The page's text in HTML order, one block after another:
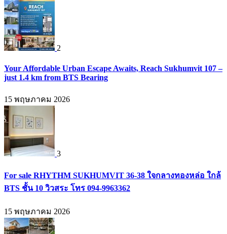
2
Your Affordable Urban Escape Awaits, Reach Sukhumvit 107 –
just 1.4 km from BTS Bearing
15 พฤษภาคม 2026
3
For sale RHYTHM SUKHUMVIT 36-38 ใจกลางทองหล่อ ใกล้
BTS ชั้น 10 วิวสระ โทร 094-9963362
15 พฤษภาคม 2026